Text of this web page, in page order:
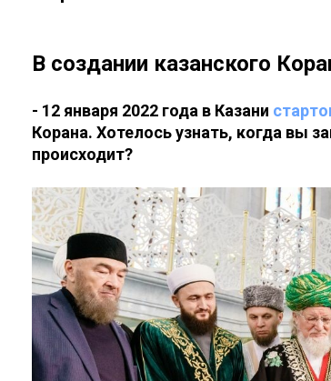
В создании казанского
- 12 января 2022 года в Казани
Корана. Хотелось узнать, когда вы
происходит?